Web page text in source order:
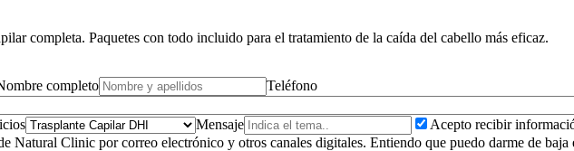
completa. Paquetes con todo incluido para el tratamiento de la caída del cabello más eficaz.
completo Teléfono
Mensaje
Acepto recibir
Natural Clinic por correo electrónico y otros canales digitales. Entiendo que puedo darme de baja